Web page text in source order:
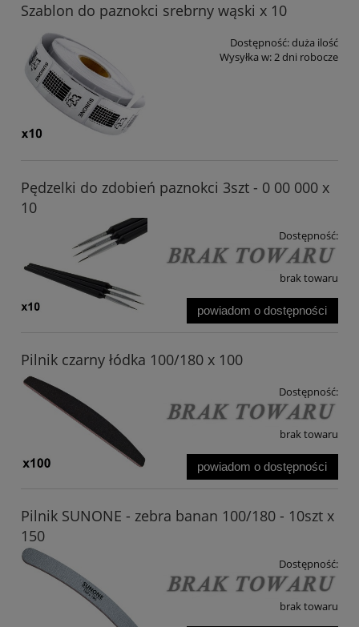
Szablon do paznokci srebrny wąski x 10
Dostępność:duża ilość
Wysyłka w:2 dni robocze
Pędzelki do zdobień paznokci 3szt - 0 00 000 x
10
Dostępność:
brak towaru
powiadom o dostępności
Pilnik czarny łódka 100/180 x 100
Dostępność:
brak towaru
powiadom o dostępności
Pilnik SUNONE - zebra banan 100/180 - 10szt x
150
Dostępność:
brak towaru